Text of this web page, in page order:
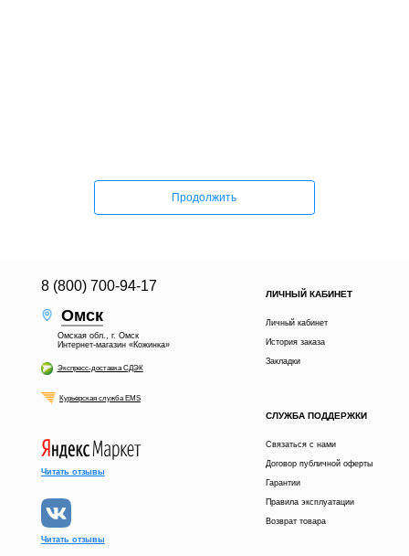
Продолжить
8 (800) 700-94-17
Омск
Омская обл., г. Омск
Интернет-магазин «Кожинка»
Экспресс-доставка СДЭК
Курьерская служба EMS
ЛИЧНЫЙ КАБИНЕТ
Личный кабинет
История заказа
Закладки
СЛУЖБА ПОДДЕРЖКИ
Связаться с нами
Договор публичной оферты
Гарантии
Правила эксплуатации
Возврат товара
Читать отзывы
Читать отзывы